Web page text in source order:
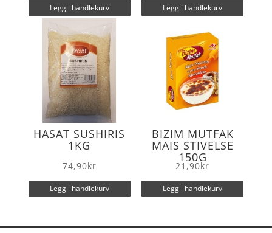
Legg i handlekurv Legg i handlekurv
HASAT SUSHIRIS
1KG
74,90kr
Legg i handlekurv
BIZIM MUTFAK
MAIS STIVELSE
150G
21,90kr
Legg i handlekurv